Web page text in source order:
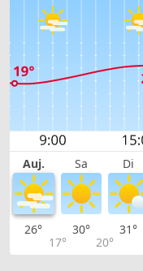
Auj. Sa Di
26°
17°
30°
20°
31°